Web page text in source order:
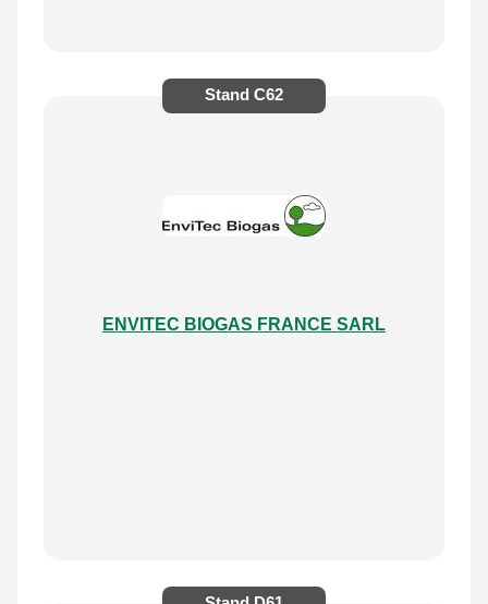
Stand C62
ENVITEC BIOGAS FRANCE SARL